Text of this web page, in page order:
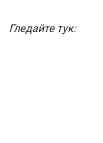
Гледайте тук: